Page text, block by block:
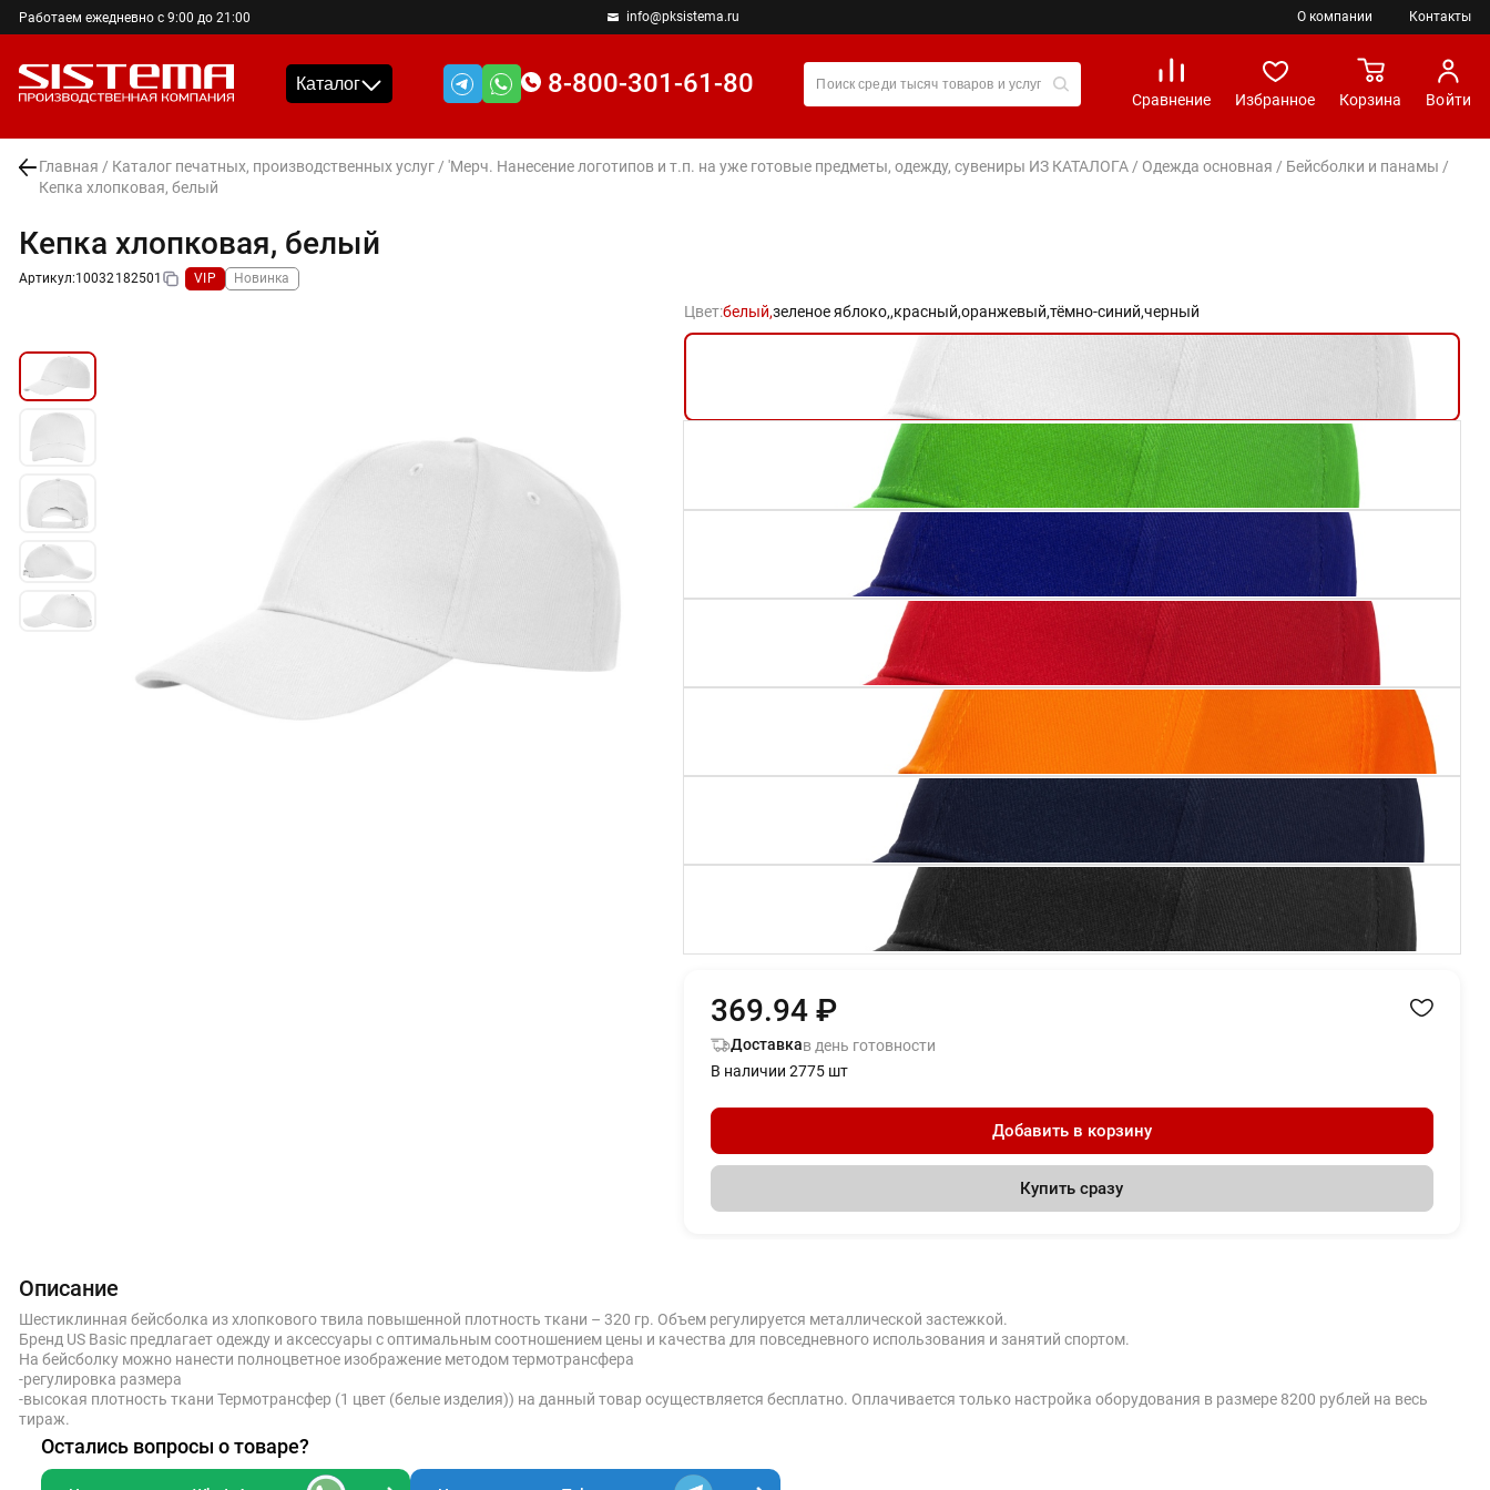
Работаем ежедневно с 9:00 до 21:00 info@pksistema.ru О компании Контакты
Каталог 8-800-301-61-80
Сравнение Избранное Корзина Войти
Главная / Каталог печатных, производственных услуг/ 'Мерч. Нанесение логотипов и т.п. на уже готовые предметы, одежду, сувениры ИЗ КАТАЛОГА/ Одежда основная / Бейсболки и панамы /
Кепка хлопковая, белый
Кепка хлопковая, белый
Артикул:10032182501 VIP Новинка
Цвет:белый,зеленое яблоко,,красный,оранжевый,тёмно-синий,черный
369.94 ₽
Доставкав день готовности
В наличии 2775 шт
Добавить в корзину
Купить сразу
Описание
Шестиклинная бейсболка из хлопкового твила повышенной плотность ткани – 320 гр. Объем регулируется металлической застежкой.
Бренд US Basic предлагает одежду и аксессуары с оптимальным соотношением цены и качества для повседневного использования и занятий спортом.
На бейсболку можно нанести полноцветное изображение методом термотрансфера
-регулировка размера
-высокая плотность ткани Термотрансфер (1 цвет (белые изделия)) на данный товар осуществляется бесплатно. Оплачивается только настройка оборудования в размере 8200 рублей на весь
тираж.
Остались вопросы о товаре?